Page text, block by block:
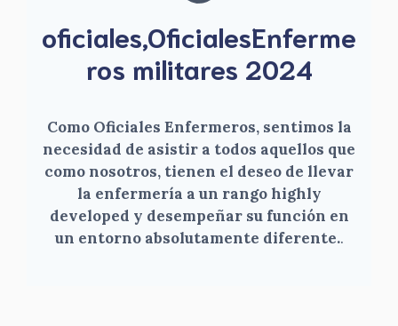
oficiales,OficialesEnferme
ros militares 2024
Como Oficiales Enfermeros, sentimos la
necesidad de asistir a todos aquellos que
como nosotros, tienen el deseo de llevar
la enfermería a un rango highly
developed y desempeñar su función en
un entorno absolutamente diferente..